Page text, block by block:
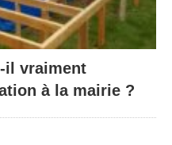
il vraiment
à la mairie ?